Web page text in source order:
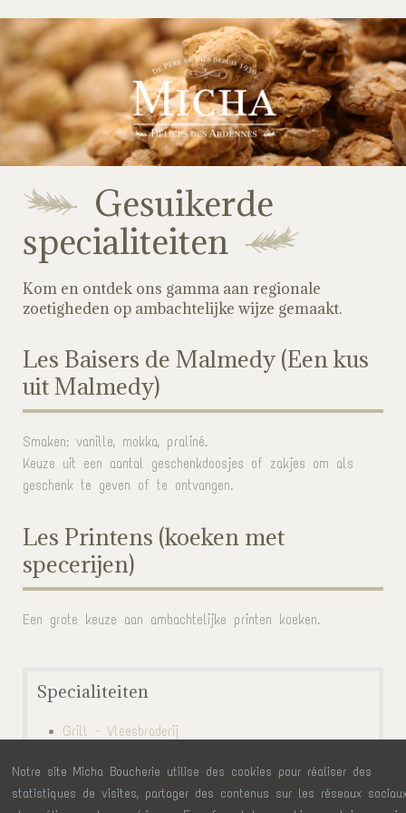
Gesuikerde
specialiteiten
Kom en ontdek ons gamma aan regionale
zoetigheden op ambachtelijke wijze gemaakt.
Les Baisers de Malmedy (Een kus
uit Malmedy)
Smaken: vanille, mokka, praliné.
Keuze uit een aantal geschenkdoosjes of zakjes om als
geschenk te geven of te ontvangen.
Les Printens (koeken met
specerijen)
Een grote keuze aan ambachtelijke printen koeken.
Specialiteiten
Grill - Vleesbraderij
Ardense specialiteiten
Gesuikerde specialiteiten
Notre site Micha Boucherie utilise des cookies pour réaliser des
statistiques de visites, partager des contenus sur les réseaux